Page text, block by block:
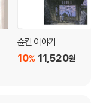
슌킨 이야기
11,520원
10%